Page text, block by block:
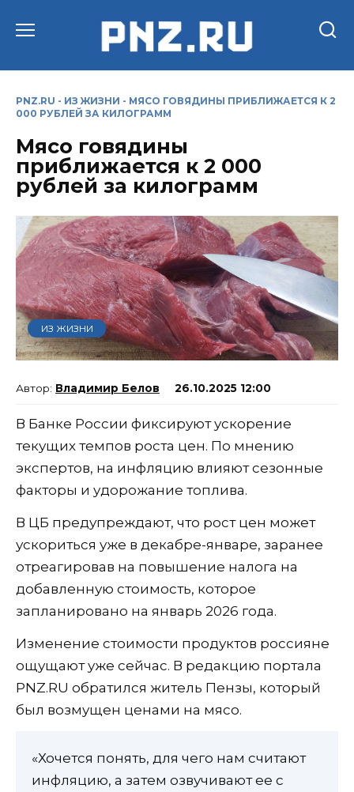
PNZ.RU - ИЗ ЖИЗНИ - МЯСО ГОВЯДИНЫ ПРИБЛИЖАЕТСЯ К 2
000 РУБЛЕЙ ЗА КИЛОГРАММ
Мясо говядины
приближается к 2 000
рублей за килограмм
ИЗ ЖИЗНИ
Владимир Белов 26.10.2025 12:00
В Банке России фиксируют ускорение
текущих темпов роста цен. По мнению
экспертов, на инфляцию влияют сезонные
факторы и удорожание топлива.
В ЦБ предупреждают, что рост цен может
ускориться уже в декабре-январе, заранее
отреагировав на повышение налога на
добавленную стоимость, которое
запланировано на январь 2026 года.
Изменение стоимости продуктов россияне
ощущают уже сейчас. В редакцию портала
PNZ.RU обратился житель Пензы, который
был возмущен ценами на мясо.
«Хочется понять, для чего нам считают
инфляцию, а затем озвучивают ее с